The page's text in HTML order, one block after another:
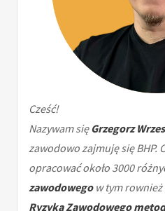
Cześć!
Nazywam sięGrzegorz
zawodowo zajmuję się BHP.
opracować około 3000
zawodowegow tym rownież
Ryzyka Zawodowego